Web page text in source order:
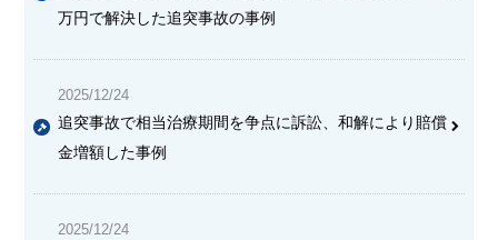
万円で解決した追突事故の事例
2025/12/24
追突事故で相当治療期間を争点に訴訟、和解により賠償
金増額した事例
2025/12/24